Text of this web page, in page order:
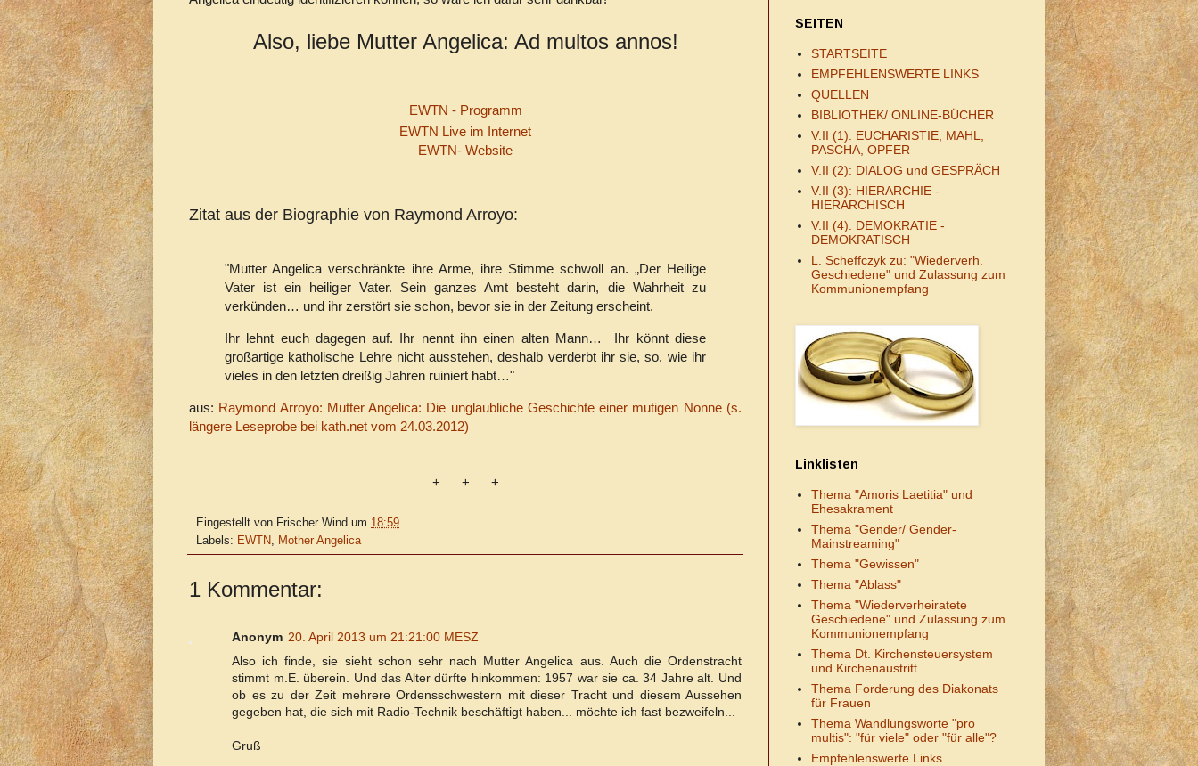
Also, liebe Mutter Angelica: Ad multos annos!
EWTN - Programm
EWTN Live im Internet
EWTN- Website
Zitat aus der Biographie von Raymond Arroyo:
"Mutter Angelica verschränkte ihre Arme, ihre Stimme schwoll an. „Der Heilige
Vater ist ein heiliger Vater. Sein ganzes Amt besteht darin, die Wahrheit zu
verkünden… und ihr zerstört sie schon, bevor sie in der Zeitung erscheint.
Ihr lehnt euch dagegen auf. Ihr nennt ihn einen alten Mann… Ihr könnt diese
großartige katholische Lehre nicht ausstehen, deshalb verderbt ihr sie, so, wie ihr
vieles in den letzten dreißig Jahren ruiniert habt…"
aus: Raymond Arroyo: Mutter Angelica: Die unglaubliche Geschichte einer mutigen Nonne (s.
längere Leseprobe bei kath.net vom 24.03.2012)
+ + +
Eingestellt von Frischer Wind um 18:59
Labels: EWTN, Mother Angelica
1 Kommentar:
Anonym 20. April 2013 um 21:21:00 MESZ
Also ich finde, sie sieht schon sehr nach Mutter Angelica aus. Auch die Ordenstracht
stimmt m.E. überein. Und das Alter dürfte hinkommen: 1957 war sie ca. 34 Jahre alt. Und
ob es zu der Zeit mehrere Ordensschwestern mit dieser Tracht und diesem Aussehen
gegeben hat, die sich mit Radio-Technik beschäftigt haben... möchte ich fast bezweifeln...
Gruß
SEITEN
STARTSEITE
EMPFEHLENSWERTE LINKS
QUELLEN
BIBLIOTHEK/ ONLINE-BÜCHER
V.II (1): EUCHARISTIE, MAHL,
PASCHA, OPFER
V.II (2): DIALOG und GESPRÄCH
V.II (3): HIERARCHIE -
HIERARCHISCH
V.II (4): DEMOKRATIE -
DEMOKRATISCH
L. Scheffczyk zu: "Wiederverh.
Geschiedene" und Zulassung zum
Kommunionempfang
Linklisten
Thema "Amoris Laetitia" und
Ehesakrament
Thema "Gender/ Gender-
Mainstreaming"
Thema "Gewissen"
Thema "Ablass"
Thema "Wiederverheiratete
Geschiedene" und Zulassung zum
Kommunionempfang
Thema Dt. Kirchensteuersystem
und Kirchenaustritt
Thema Forderung des Diakonats
für Frauen
Thema Wandlungsworte "pro
multis": "für viele" oder "für alle"?
Empfehlenswerte Links